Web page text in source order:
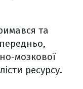
та
мозкової
ресурсу.